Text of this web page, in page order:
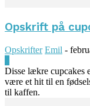
Opskrift på
Opskrifter Emil -
Disse lækre cupcakes
være et hit til en
til kaffen.